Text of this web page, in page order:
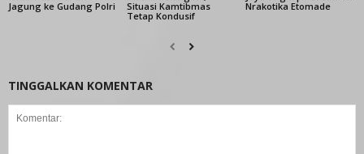
Jagung ke Gudang Polri
Situasi Kamtibmas
Tetap Kondusif
Nrakotika Etomade
TINGGALKAN KOMENTAR